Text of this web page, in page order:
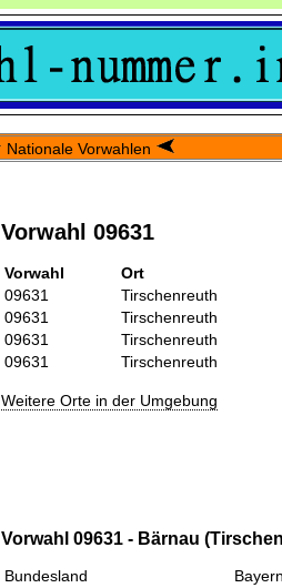
Nationale Vorwahlen
Vorwahl 09631
Vorwahl
Ort
09631
Tirschenreuth
09631
Tirschenreuth
09631
Tirschenreuth
09631
Tirschenreuth
Weitere Orte in der Umgebung
Vorwahl 09631 - Bärnau
Bundesland